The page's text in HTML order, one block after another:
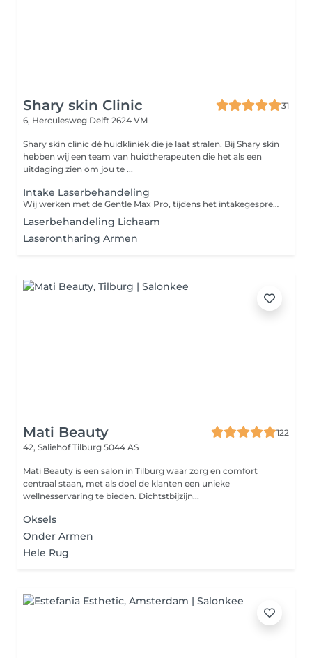
Shary skin Clinic
31
6, Herculesweg Delft 2624 VM
Shary skin clinic dé huidkliniek die je laat stralen. Bij Shary skin
hebben wij een team van huidtherapeuten die het als een
uitdaging zien om jou te ...
Intake Laserbehandeling
Wij werken met de Gentle Max Pro, tijdens het intakegesprek zullen wij bespreken of uw ongewenste haargroei behandeld kan worden. Vervolgens zullen wij samen met u een behandelplan opstellen.
Laserbehandeling Lichaam
Laserontharing Armen
Mati Beauty
122
42, SaliehofTilburg 5044 AS
Mati Beauty is een salon in Tilburg waar zorg en comfort
centraal staan, met als doel de klanten een unieke
wellnesservaring te bieden. Dichtstbijzijn...
Oksels
Onder Armen
Hele Rug